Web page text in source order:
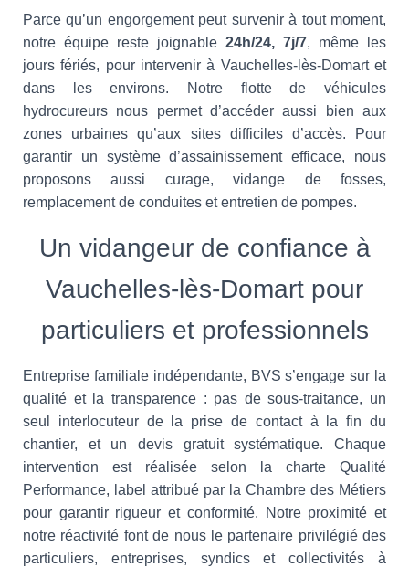
Parce qu’un engorgement peut survenir à tout moment,
notre équipe reste joignable 24h/24, 7j/7, même les
jours fériés, pour intervenir à Vauchelles-lès-Domart et
dans les environs. Notre flotte de véhicules
hydrocureurs nous permet d’accéder aussi bien aux
zones urbaines qu’aux sites difficiles d’accès. Pour
garantir un système d’assainissement efficace, nous
proposons aussi curage, vidange de fosses,
remplacement de conduites et entretien de pompes.
Un vidangeur de confiance à
Vauchelles-lès-Domart pour
particuliers et professionnels
Entreprise familiale indépendante, BVS s’engage sur la
qualité et la transparence : pas de sous-traitance, un
seul interlocuteur de la prise de contact à la fin du
chantier, et un devis gratuit systématique. Chaque
intervention est réalisée selon la charte Qualité
Performance, label attribué par la Chambre des Métiers
pour garantir rigueur et conformité. Notre proximité et
notre réactivité font de nous le partenaire privilégié des
particuliers, entreprises, syndics et collectivités à